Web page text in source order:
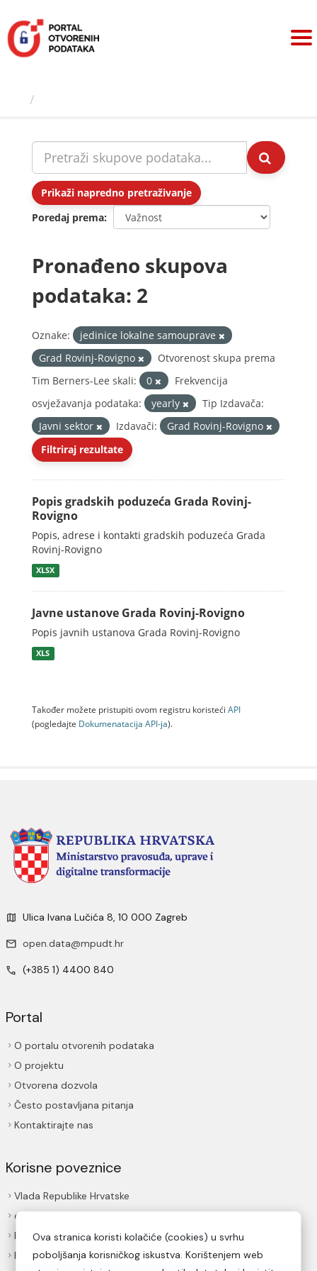
sadržaj
Prikaži napredno pretraživanje
Poredaj prema
Pronađeno skupova
podataka: 2
Oznake:
jedinice lokalne samouprave
Grad Rovinj-Rovigno
Otvorenost skupa prema
Tim Berners-Lee skali:
0
Frekvencija
osvježavanja podataka:
yearly
Tip Izdavača:
Javni sektor
Izdavači:
Grad Rovinj-Rovigno
Filtriraj rezultate
Popis gradskih poduzeća Grada Rovinj-
Rovigno
Popis, adrese i kontakti gradskih poduzeća Grada
Rovinj-Rovigno
XLSX
Javne ustanove Grada Rovinj-Rovigno
Popis javnih ustanova Grada Rovinj-Rovigno
XLS
Također možete pristupiti ovom registru koristeći API
(pogledajte Dokumenаtаcijа API-jа).